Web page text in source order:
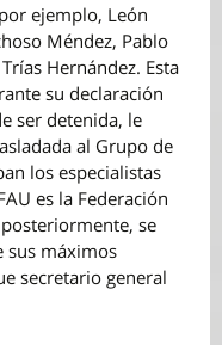
ejemplo, León
Méndez, Pablo
Hernández. Esta
su declaración
ser detenida, le
al Grupo de
los especialistas
es la Federación
se
sus máximos
secretario general